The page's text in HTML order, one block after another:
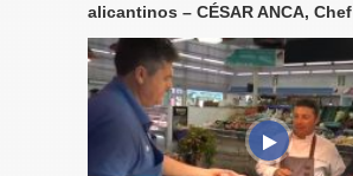
alicantinos – CÉSAR ANCA, Chef